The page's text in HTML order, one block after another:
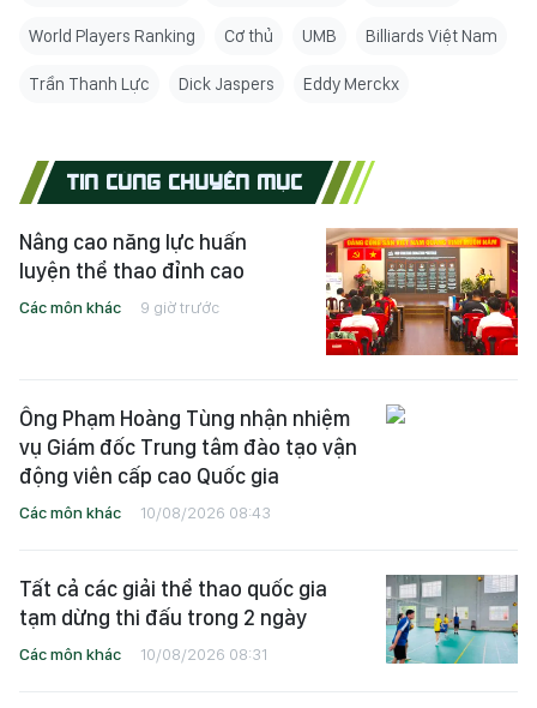
World Players Ranking Cơ thủ UMB Billiards Việt Nam
Trần Thanh Lực Dick Jaspers Eddy Merckx
TIN CÙNG CHUYÊN MỤC
Nâng cao năng lực huấn
luyện thể thao đỉnh cao
Các môn khác 9 giờ trước
Ông Phạm Hoàng Tùng nhận nhiệm
vụ Giám đốc Trung tâm đào tạo vận
động viên cấp cao Quốc gia
Các môn khác 10/08/2026 08:43
Tất cả các giải thể thao quốc gia
tạm dừng thi đấu trong 2 ngày
Các môn khác 10/08/2026 08:31